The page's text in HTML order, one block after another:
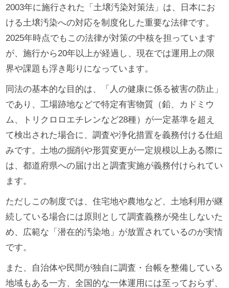
2003年に施行された「土壌汚染対策法」は、日本にお
ける土壌汚染への対応を制度化した重要な法律です。
2025年時点でもこの法律が対策の中核を担っています
が、施行から20年以上が経過し、現在では運用上の限
界や課題も浮き彫りになっています。
同法の基本的な目的は、「人の健康に係る被害の防止」
であり、工場跡地などで特定有害物質（鉛、カドミウ
ム、トリクロロエチレンなど28種）が一定基準を超え
て検出された場合に、調査や浄化措置を義務付ける仕組
みです。土地の掘削や形質変更が一定規模以上ある際に
は、都道府県への届け出と調査実施が義務付けられてい
ます。
ただしこの制度では、住宅地や農地など、土地利用が継
続している場合には原則として調査義務が発生しないた
め、広範な「潜在的汚染地」が放置されているのが実情
です。
また、自治体や民間が独自に調査・台帳を整備している
地域もある一方、全国的な一体運用には至っておらず、